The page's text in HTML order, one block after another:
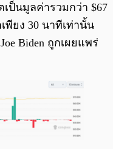
เป็นมูลค่ารวมกว่า $67
พียง 30 นาทีเท่านั้น
Biden ถูกเผยแพร่